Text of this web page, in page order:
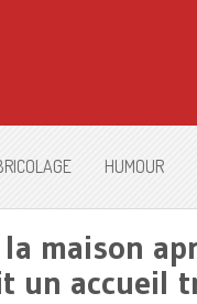
HUMOUR
maison
un accueil